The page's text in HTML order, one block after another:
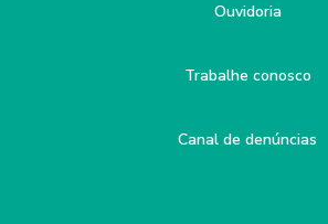
Ouvidoria
Trabalhe conosco
Canal de denúncias